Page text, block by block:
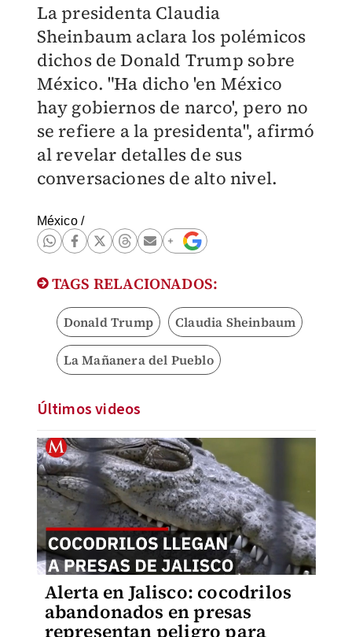
La presidenta Claudia
Sheinbaum aclara los polémicos
dichos de Donald Trump sobre
México. "Ha dicho 'en México
hay gobiernos de narco', pero no
se refiere a la presidenta", afirmó
al revelar detalles de sus
conversaciones de alto nivel.
México/
TAGS RELACIONADOS:
Donald Trump Claudia Sheinbaum
La Mañanera del Pueblo
Últimos videos
Alerta en Jalisco: cocodrilos
abandonados en presas
representan peligro para